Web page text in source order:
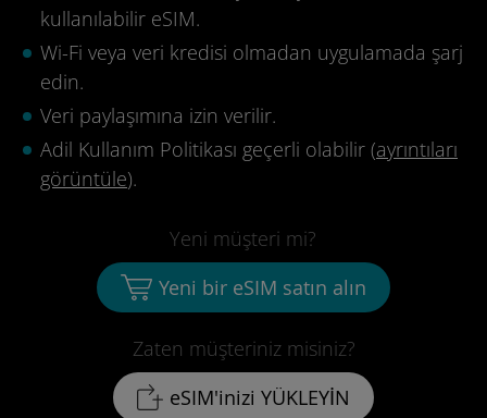
kullanılabilir eSIM.
Wi-Fi veya veri kredisi olmadan uygulamada şarj
edin.
Veri paylaşımına izin verilir.
Adil Kullanım Politikası geçerli olabilir (ayrıntıları
görüntüle).
Zaten müşteriniz misiniz?
eSIM'inizi YÜKLEYİN
Yeni müşteri mi?
Yeni bir eSIM satın alın